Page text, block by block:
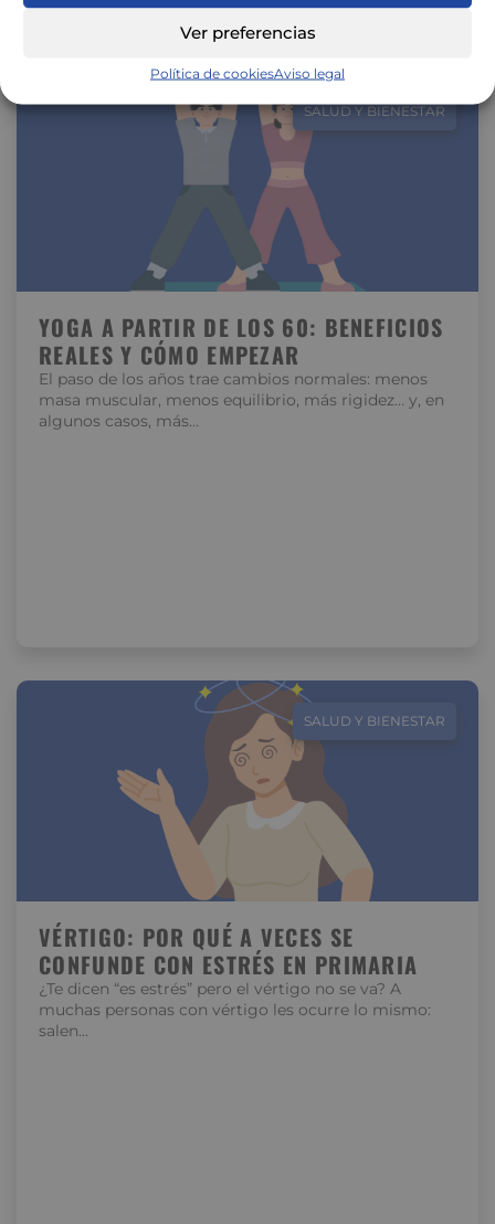
Ver preferencias
Política de cookiesAviso legal
SALUD Y BIENESTAR
YOGA A PARTIR DE LOS 60: BENEFICIOS
REALES Y CÓMO EMPEZAR
El paso de los años trae cambios normales: menos
masa muscular, menos equilibrio, más rigidez… y, en
algunos casos, más…
SALUD Y BIENESTAR
VÉRTIGO: POR QUÉ A VECES SE
CONFUNDE CON ESTRÉS EN PRIMARIA
¿Te dicen “es estrés” pero el vértigo no se va? A
muchas personas con vértigo les ocurre lo mismo:
salen…